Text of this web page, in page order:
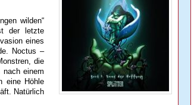
wilden“
der letzte
eines
Noctus –
die
einem
eine Höhle
Natürlich